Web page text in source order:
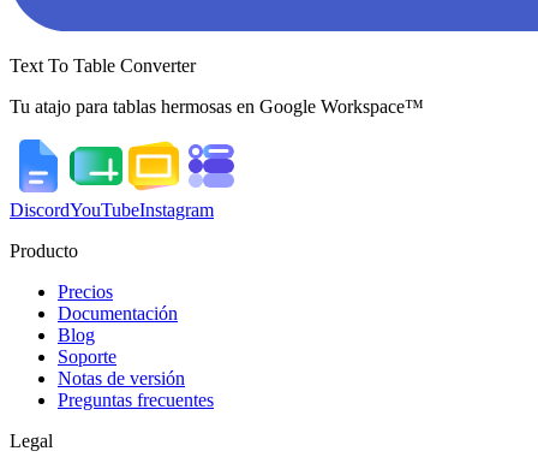
Text To Table Converter
Tu atajo para tablas hermosas en Google Workspace™
DiscordYouTubeInstagram
Producto
Precios
Documentación
Blog
Soporte
Notas de versión
Preguntas frecuentes
Legal